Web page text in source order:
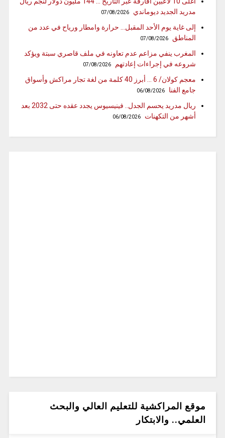
مدريد الجديد ديوماندي
07/08/2026
إلى غاية يوم الأحد المقبل… حرارة وامطار ورياح في عدد من
المناطق
07/08/2026
المغرب ينفي مزاعم عدم تعاونه في ملف قاصري سبتة ويؤكد
شروعه في إجراءات إعادتهم
07/08/2026
معجم كولان/ 6 … أبرز 40 كلمة من لغة تجار مراكش وأسواق
جامع الفنا
06/08/2026
ريال مدريد يحسم الجدل.. فينيسيوس يجدد عقده حتى 2032 بعد
أشهر من التكهنات
06/08/2026
موقع المراكشية للتعليم العالي والبحث
العلمي.. والابتكار